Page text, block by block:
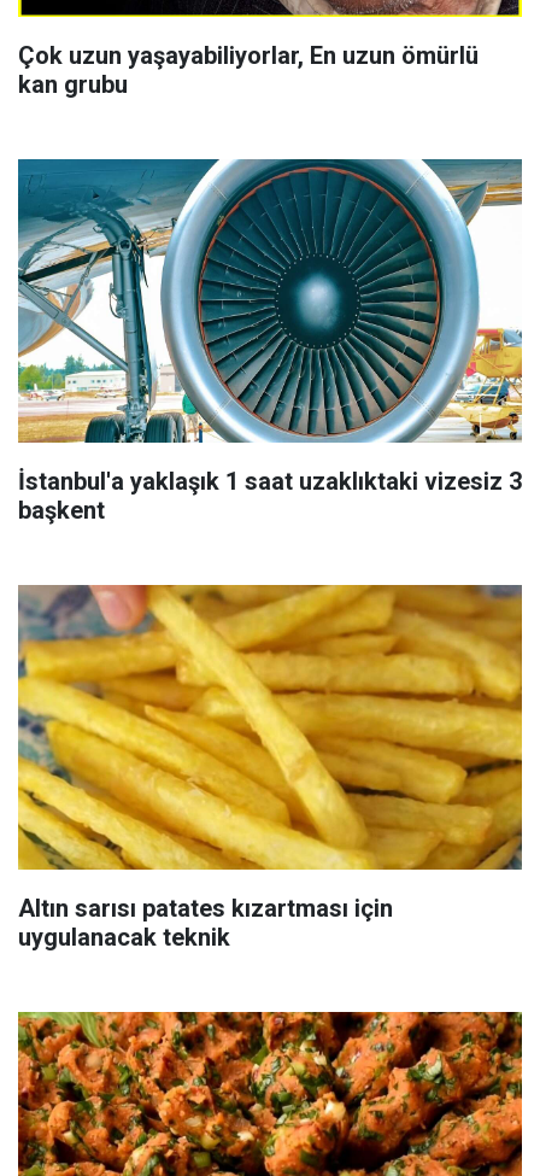
Çok uzun yaşayabiliyorlar, En uzun ömürlü
kan grubu
İstanbul'a yaklaşık 1 saat uzaklıktaki vizesiz 3
başkent
Altın sarısı patates kızartması için
uygulanacak teknik